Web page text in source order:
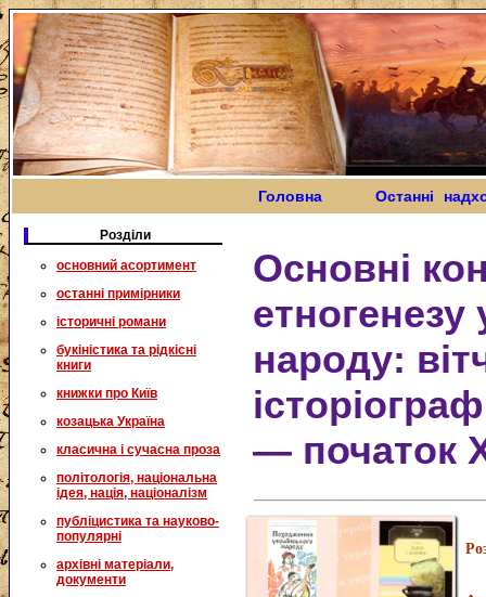
Головна Останні
Розділи
основний асортимент
останні примірники
історичні романи
букіністика та рідкісні
книги
книжки про Київ
козацька Україна
класична і сучасна проза
політологія, національна
ідея, нація, націоналізм
публіцистика та науково-
популярні
архівні матеріали,
документи
Основні
етногенезу
народу:
— початок